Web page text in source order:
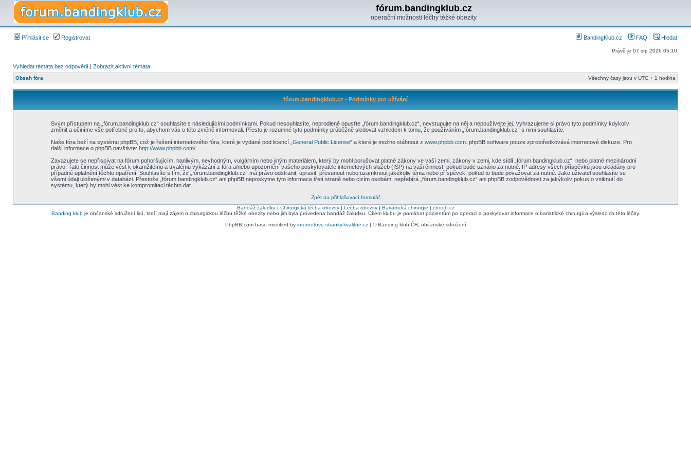
fórum.bandingklub.cz
operační možnosti léčby těžké obezity
Přihlásit se Registrovat BandingKlub.cz FAQ Hledat
Právě je 07 srp 2026 05:10
Vyhledat témata bez odpovědí | Zobrazit aktivní témata
Obsah fóra Všechny časy jsou v UTC + 1 hodina
fórum.bandingklub.cz - Podmínky pro užívání
Svým přístupem na „fórum.bandingklub.cz“ souhlasíte s následujícími podmínkami. Pokud nesouhlasíte, neprodleně opusťte „fórum.bandingklub.cz“, nevstupujte na něj a nepoužívejte jej. Vyhrazujeme si právo tyto podmínky kdykoliv
změnit a učiníme vše potřebné pro to, abychom vás o této změně informovali. Přesto je rozumné tyto podmínky průběžně sledovat vzhledem k tomu, že používáním „fórum.bandingklub.cz“ s nimi souhlasíte.
Naše fóra beží na systému phpBB, což je řešení internetového fóra, které je vydané pod licencí „ General Public License“ a které je možno stáhnout z www.phpbb.com. phpBB software pouze zprostředkovává internetové diskuze. Pro
další informace o phpBB navštivte: http://www.phpbb.com/.
Zavazujete se nepřispívat na fórum pohoršujícím, hanlivým, nevhodným, vulgárním nebo jiným materiálem, který by mohl porušovat platné zákony ve vaší zemi, zákony v zemi, kde sídlí „fórum.bandingklub.cz“, nebo platné mezinárodní
právo. Tato činnost může vést k okamžitému a trvalému vykázání z fóra a/nebo upozornění vašeho poskytovatele internetových služeb (ISP) na vaši činnost, pokud bude uznáno za nutné. IP adresy všech příspěvků jsou ukládány pro
případné uplatnění těchto opatření. Souhlasíte s tím, že „fórum.bandingklub.cz“ má právo odstranit, upravit, přesunout nebo uzamknout jakékoliv téma nebo příspěvek, pokud to bude považovat za nutné. Jako uživatel souhlasíte se
všemi údaji uloženými v databázi. Přestože „fórum.bandingklub.cz“ ani phpBB neposkytne tyto informace třetí straně nebo cizím osobám, nepřebírá „fórum.bandingklub.cz“ ani phpBB zodpovědnost za jakýkoliv pokus o vniknutí do
systému, který by mohl vést ke kompromitaci těchto dat.
Zpět na přihlašovací formulář
Bandáž žaludku | Chirurgická léčba obezity| Léčba obezity| Bariatrická chirurgie | choob.cz
Banding klubje občanské sdružení lidí, kteří mají zájem o chirurgickou léčbu těžké obezity nebo jim byla provedena bandáž žaludku. Cílem klubu je pomáhat pacientům po operaci a poskytovat informace o bariatrické chirurgii a výsledcích této léčby.
PhpBB.com base modified by internetove-stranky.kvalitne.cz| © Banding klub ČR, občanské sdružení